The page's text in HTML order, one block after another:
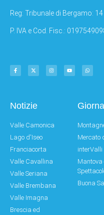
Reg: Tribunale di Bergamo:
P. IVA e Cod. Fisc.:
Notizie
Valle Camonica
Lago d'Iseo
Franciacorta
Valle Cavallina
Valle Seriana
Valle Brembana
Valle Imagna
Brescia ed
Mercato
interValli
Mantova
Buona